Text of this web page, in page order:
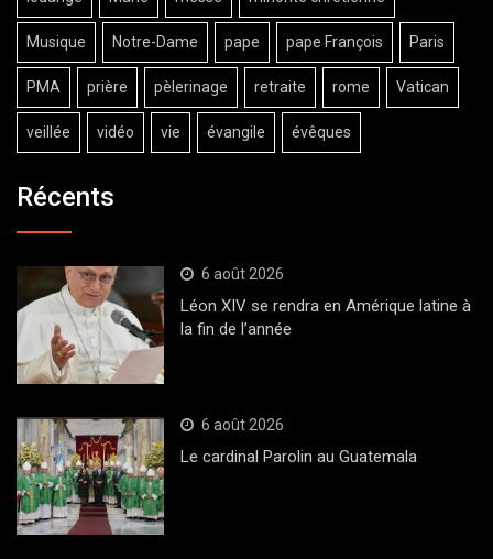
Musique Notre-Dame pape pape François Paris
PMA prière pèlerinage retraite rome Vatican
veillée vidéo vie évangile évêques
Récents
6 août 2026
Léon XIV se rendra en Amérique latine à
la fin de l’année
6 août 2026
Le cardinal Parolin au Guatemala